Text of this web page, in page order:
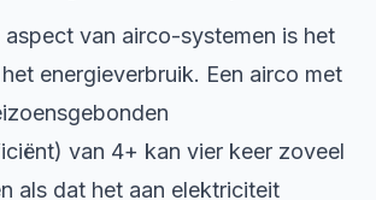
aspect van airco-systemen is het
energieverbruik. Een airco met
van 4+ kan vier keer zoveel
als dat het aan elektriciteit